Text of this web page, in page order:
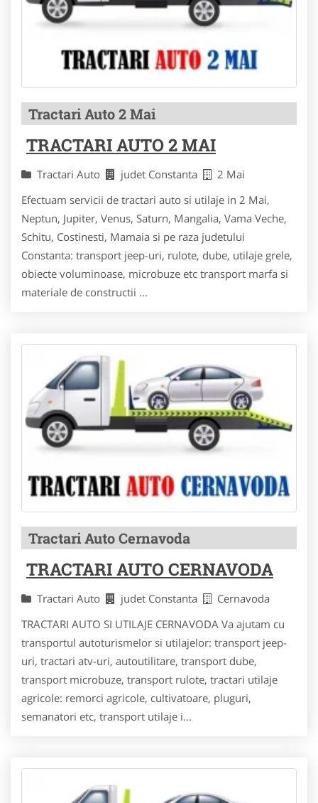
Tractari Auto 2 Mai
TRACTARI AUTO 2 MAI
Tractari Auto judet Constanta
2 Mai
Efectuam servicii de tractari auto si utilaje in 2 Mai,
Neptun, Jupiter, Venus, Saturn, Mangalia, Vama Veche,
Schitu, Costinesti, Mamaia si pe raza judetului
Constanta: transport jeep-uri, rulote, dube, utilaje grele,
obiecte voluminoase, microbuze etc transport marfa si
materiale de constructii ...
Tractari Auto Cernavoda
TRACTARI AUTO CERNAVODA
Tractari Auto judet Constanta
Cernavoda
TRACTARI AUTO SI UTILAJE CERNAVODA Va ajutam cu
transportul autoturismelor si utilajelor: transport jeep-
uri, tractari atv-uri, autoutilitare, transport dube,
transport microbuze, transport rulote, tractari utilaje
agricole: remorci agricole, cultivatoare, pluguri,
semanatori etc, transport utilaje i...